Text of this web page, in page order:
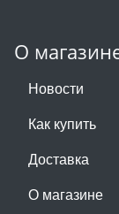
О
Новости
Как купить
Доставка
О магазине